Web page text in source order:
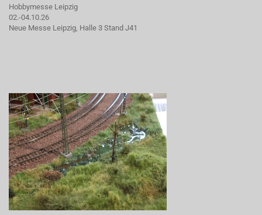
Hobbymesse Leipzig
02.-04.10.26
Neue Messe Leipzig, Halle 3 Stand J41